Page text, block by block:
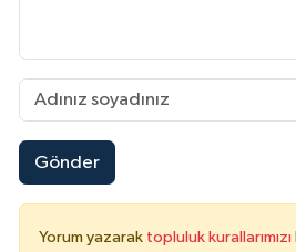
Gönder
Yorum yazarak topluluk kurallarımızı